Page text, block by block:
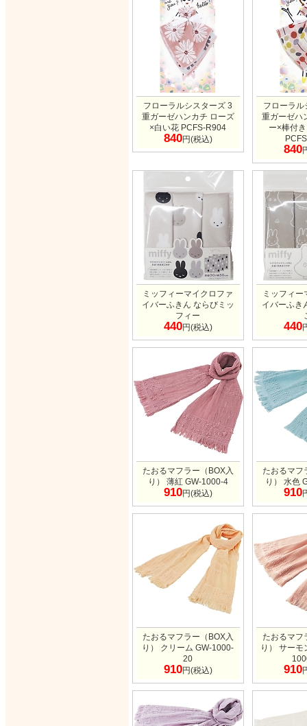
フローラルシスターズ 3
重ガーゼハンカチ ローズ
×白い花 PCFS-R904
840円(税込)
フローラ
重ガーゼハ
ー×棒付
840
ミッフィーマイクロファ
イバーふきん ならびミッ
フィー
440円(税込)
ミッフィ
イバーふき
440
たおるマフラー（BOX入
り） 薄紅 GW-1000-4
910円(税込)
たおるマフ
り） 水色
910
たおるマフラー（BOX入
り） クリーム GW-1000-
20
910円(税込)
たおるマフ
り） サーモ
910